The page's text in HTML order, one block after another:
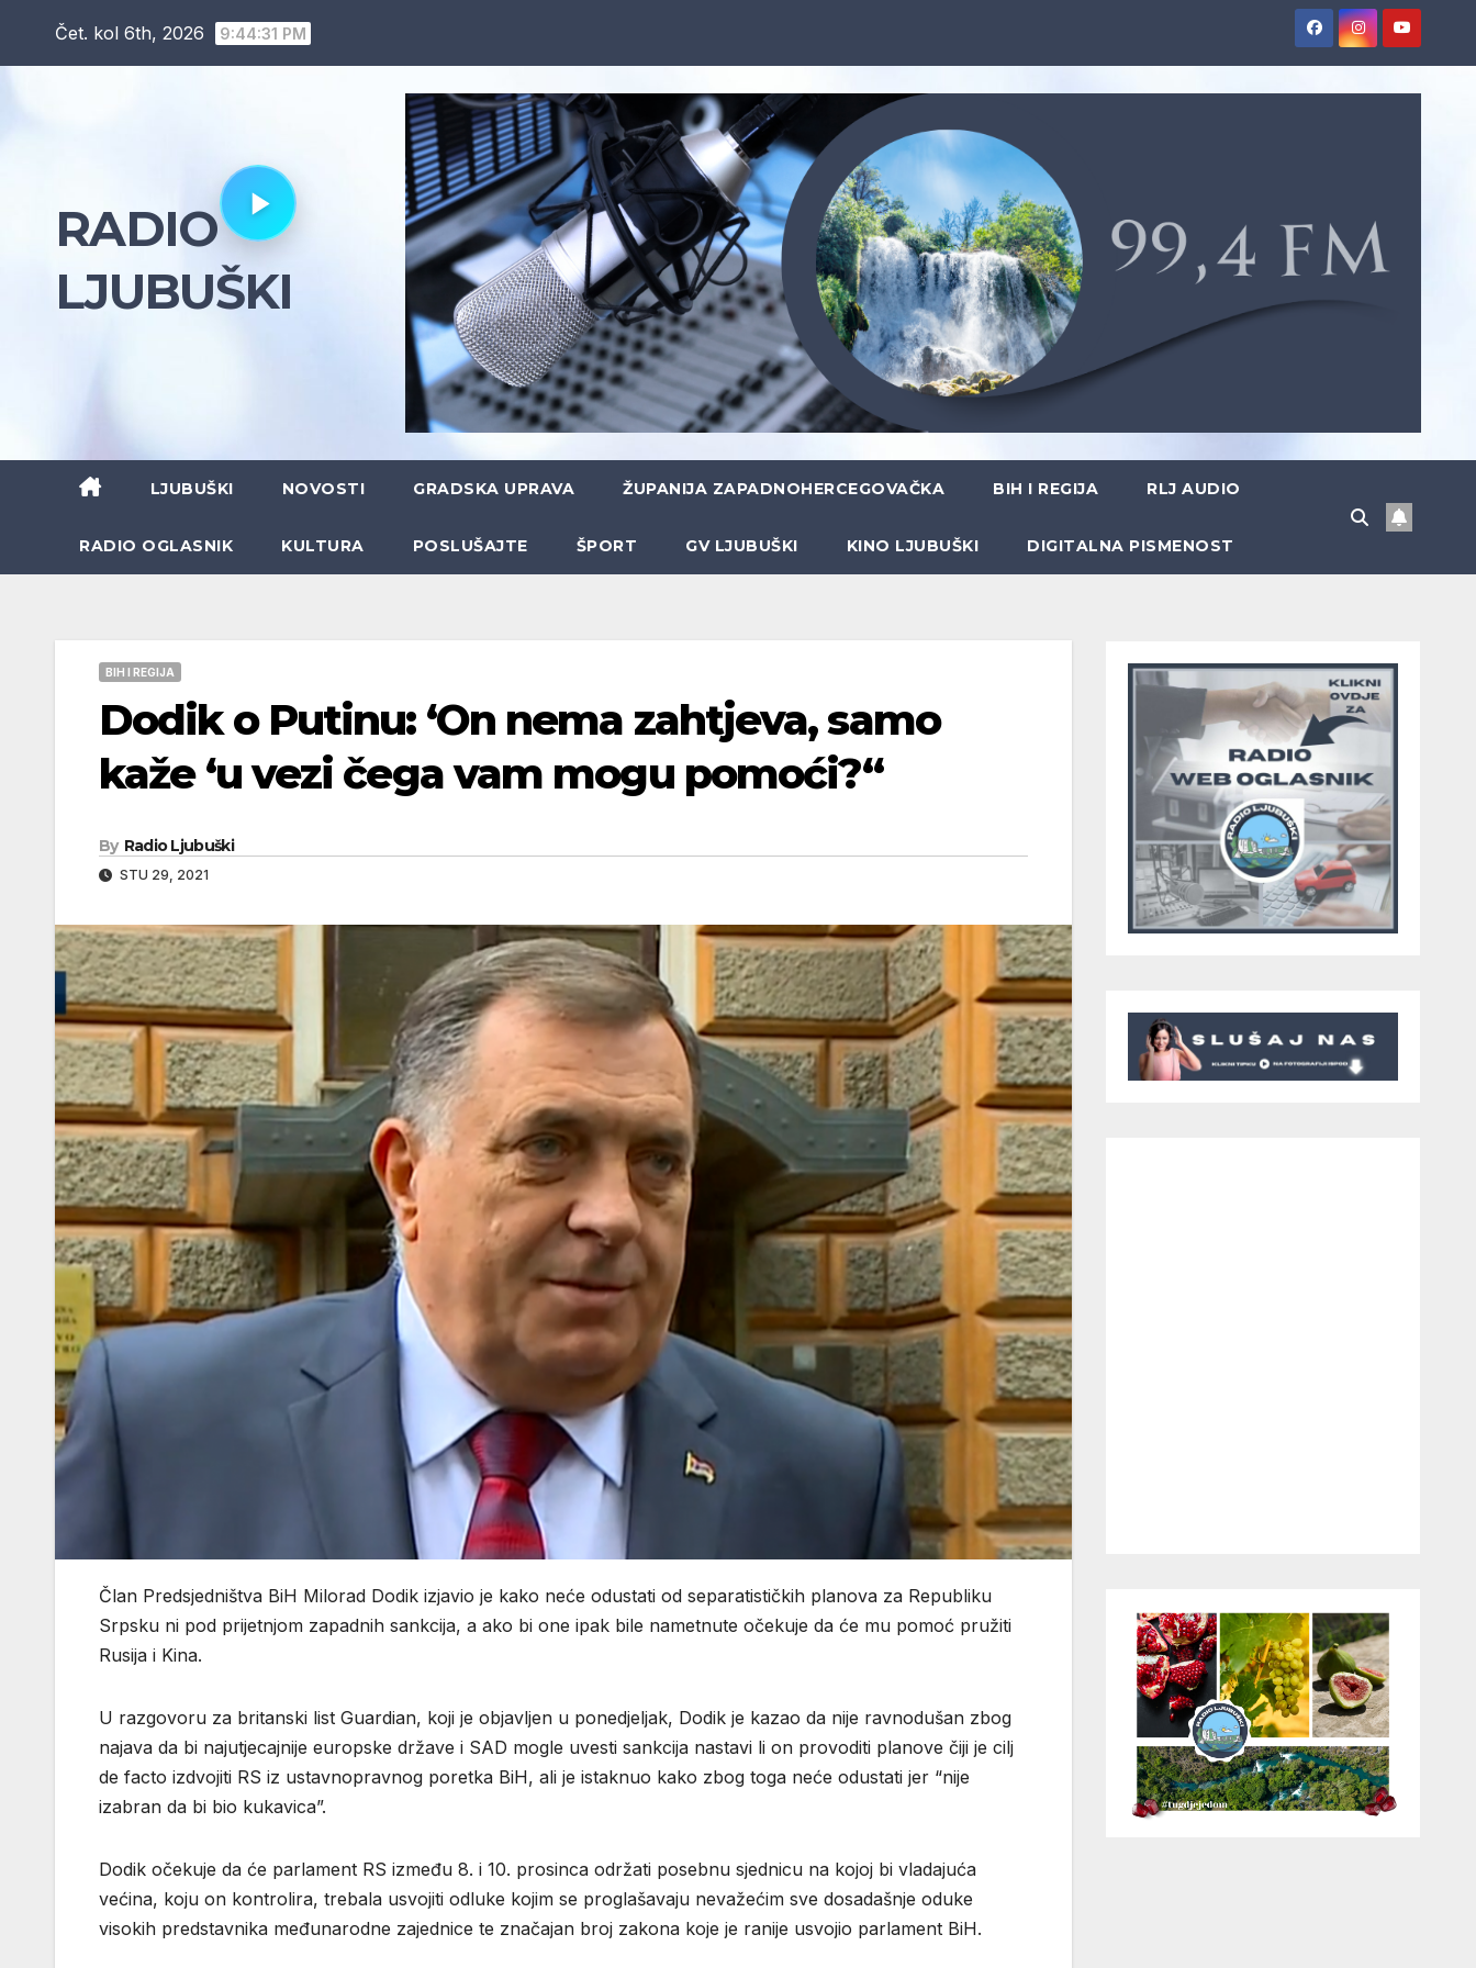
Čet. kol 6th, 2026 9:44:32 PM
RADIO
LJUBUŠKI
LJUBUŠKI NOVOSTI GRADSKA UPRAVA ŽUPANIJA ZAPADNOHERCEGOVAČKA BIH I REGIJA RLJ AUDIO
RADIO OGLASNIK KULTURA POSLUŠAJTE ŠPORT GV LJUBUŠKI KINO LJUBUŠKI DIGITALNA PISMENOST
BIH I REGIJA
Dodik o Putinu: ‘On nema zahtjeva, samo
kaže ‘u vezi čega vam mogu pomoći?‘‘
By Radio Ljubuški
STU 29, 2021
Član Predsjedništva BiH Milorad Dodik izjavio je kako neće odustati od separatističkih planova za Republiku
Srpsku ni pod prijetnjom zapadnih sankcija, a ako bi one ipak bile nametnute očekuje da će mu pomoć pružiti
Rusija i Kina.
U razgovoru za britanski list Guardian, koji je objavljen u ponedjeljak, Dodik je kazao da nije ravnodušan zbog
najava da bi najutjecajnije europske države i SAD mogle uvesti sankcija nastavi li on provoditi planove čiji je cilj
de facto izdvojiti RS iz ustavnopravnog poretka BiH, ali je istaknuo kako zbog toga neće odustati jer “nije
izabran da bi bio kukavica”.
Dodik očekuje da će parlament RS između 8. i 10. prosinca održati posebnu sjednicu na kojoj bi vladajuća
većina, koju on kontrolira, trebala usvojiti odluke kojim se proglašavaju nevažećim sve dosadašnje oduke
visokih predstavnika međunarodne zajednice te značajan broj zakona koje je ranije usvojio parlament BiH.